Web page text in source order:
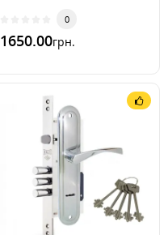
0
1650.00грн.